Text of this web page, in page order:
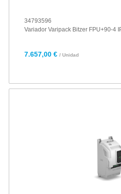
34793596
Variador Varipack Bitzer FPU+90-4
7.657,00 € / Unidad